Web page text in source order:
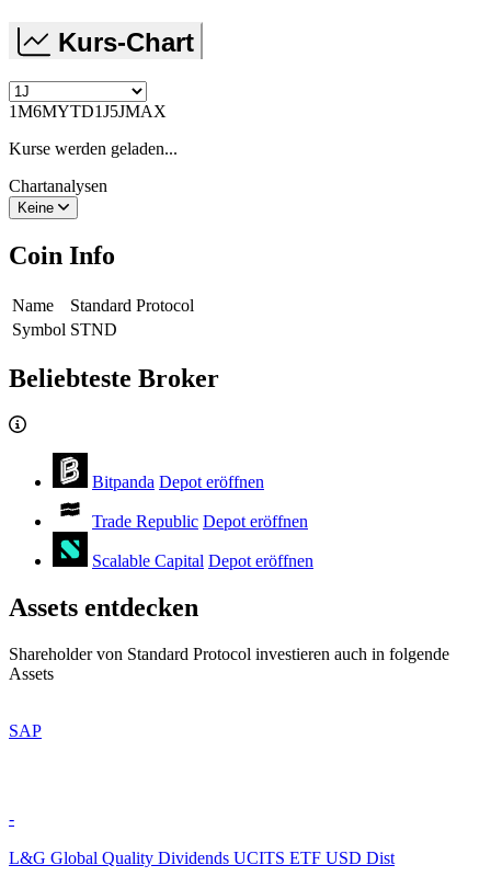
Kurs-Chart
1M6MYTD1J5JMAX
Kurse werden geladen...
Chartanalysen
Keine
Coin Info
Name
Standard Protocol
Symbol STND
Beliebteste Broker
Bitpanda Depot eröffnen
Trade Republic Depot eröffnen
Scalable Capital Depot eröffnen
Assets entdecken
Shareholder von Standard Protocol investieren auch in folgende
Assets
SAP
-
L&G Global Quality Dividends UCITS ETF USD Dist